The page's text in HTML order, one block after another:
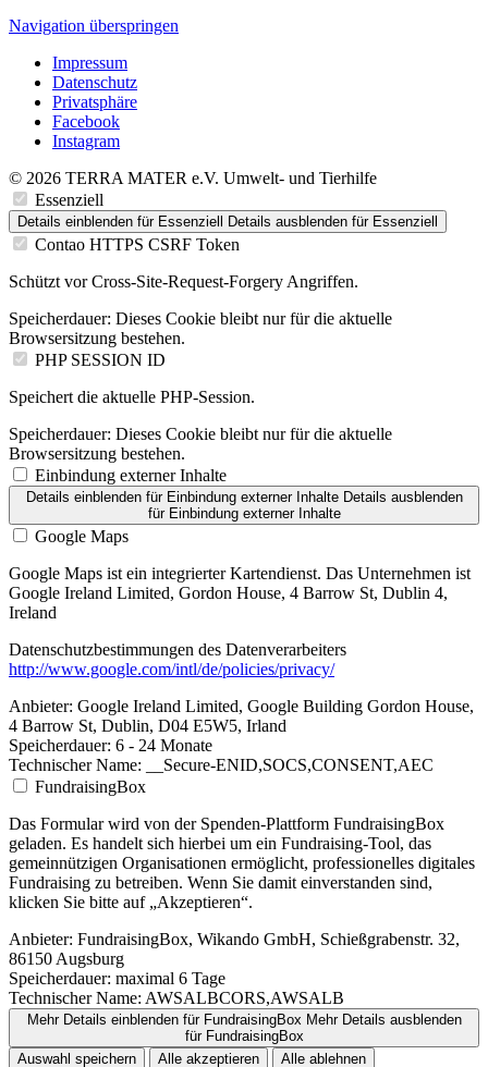
Navigation überspringen
Impressum
Datenschutz
Privatsphäre
Facebook
Instagram
© 2026 TERRA MATER e.V. Umwelt- und Tierhilfe
Essenziell
Details einblenden für Essenziell Details ausblenden für Essenziell
Contao HTTPS CSRF Token
Schützt vor Cross-Site-Request-Forgery Angriffen.
Speicherdauer: Dieses Cookie bleibt nur für die aktuelle
Browsersitzung bestehen.
PHP SESSION ID
Speichert die aktuelle PHP-Session.
Speicherdauer: Dieses Cookie bleibt nur für die aktuelle
Browsersitzung bestehen.
Einbindung externer Inhalte
Details einblendenfür Einbindung externer Inhalte Details ausblenden
für Einbindung externer Inhalte
Google Maps
Google Maps ist ein integrierter Kartendienst. Das Unternehmen ist
Google Ireland Limited, Gordon House, 4 Barrow St, Dublin 4,
Ireland
Datenschutzbestimmungen des Datenverarbeiters
http://www.google.com/intl/de/policies/privacy/
Anbieter: Google Ireland Limited, Google Building Gordon House,
4 Barrow St, Dublin, D04 E5W5, Irland
Speicherdauer: 6 - 24 Monate
Technischer Name: __Secure-ENID,SOCS,CONSENT,AEC
FundraisingBox
Das Formular wird von der Spenden-Plattform FundraisingBox
geladen. Es handelt sich hierbei um ein Fundraising-Tool, das
gemeinnützigen Organisationen ermöglicht, professionelles digitales
Fundraising zu betreiben. Wenn Sie damit einverstanden sind,
klicken Sie bitte auf „Akzeptieren“.
Anbieter: FundraisingBox, Wikando GmbH, Schießgrabenstr. 32,
86150 Augsburg
Speicherdauer: maximal 6 Tage
Technischer Name: AWSALBCORS,AWSALB
Mehr Details einblendenfür FundraisingBox Mehr Details ausblenden
für FundraisingBox
Auswahl speichern
Alle akzeptieren Alle ablehnen